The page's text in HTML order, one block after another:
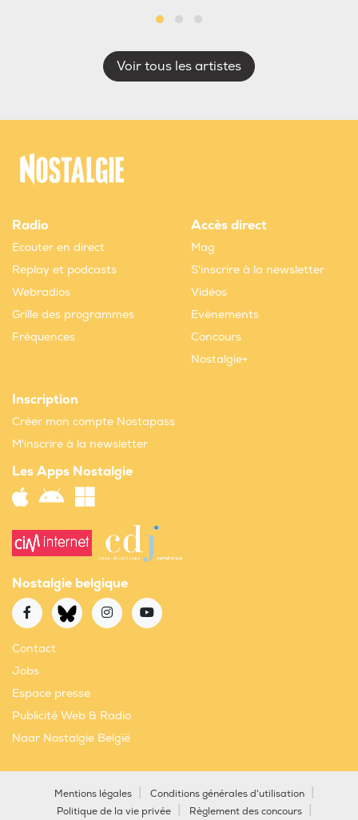
Voir tous les artistes
Radio
Ecouter en direct
Replay et podcasts
Webradios
Grille des programmes
Fréquences
Accès direct
Mag
S'inscrire à la newsletter
Vidéos
Evènements
Concours
Nostalgie+
Inscription
Créer mon compte Nostapass
M'inscrire à la newsletter
Les Apps Nostalgie
Nostalgie belgique
Contact
Jobs
Espace presse
Publicité Web & Radio
Naar Nostalgie België
Mentions légales
Conditions générales d'utilisation
Politique de la vie privée
Règlement des concours